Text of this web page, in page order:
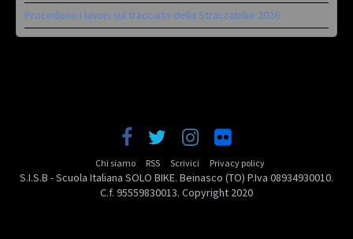
Procedono i lavori sul tracciato della Straccabike 2026
Chi siamo RSS Scrivici Privacy policy
S.I.S.B - Scuola Italiana SOLO BIKE. Beinasco (TO) P.Iva 08934930010.
C.f. 95559830013. Copyright 2020